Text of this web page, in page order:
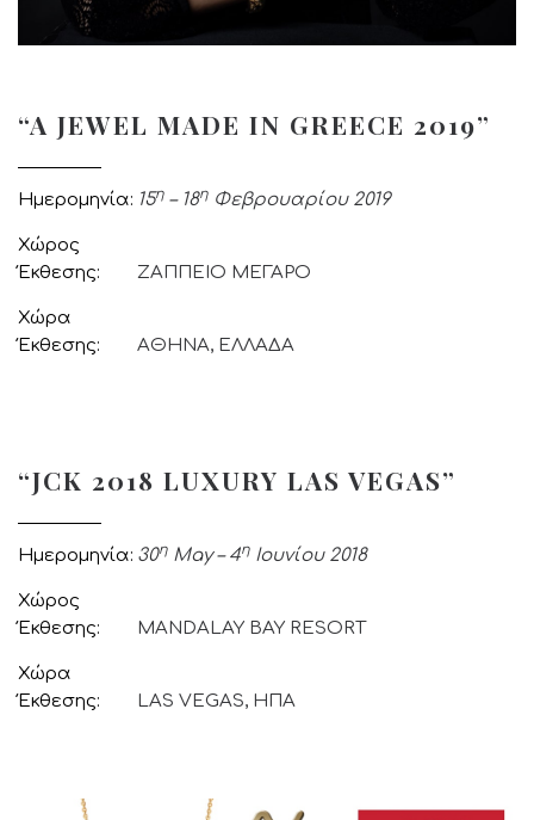
“A JEWEL MADE IN GREECE 2019”
Ημερομηνία 15η – 18η Φεβρουαρίου 2019
Χώρος
Έκθεσης
ΖΑΠΠΕΙΟ ΜΕΓΑΡΟ
Χώρα
Έκθεσης
ΑΘΗΝΑ, ΕΛΛΑΔΑ
“JCK 2018 LUXURY LAS VEGAS”
Ημερομηνία 30η May – 4η Ιουνίου 2018
Χώρος
Έκθεσης
MANDALAY BAY RESORT
Χώρα
Έκθεσης
LAS VEGAS, ΗΠΑ